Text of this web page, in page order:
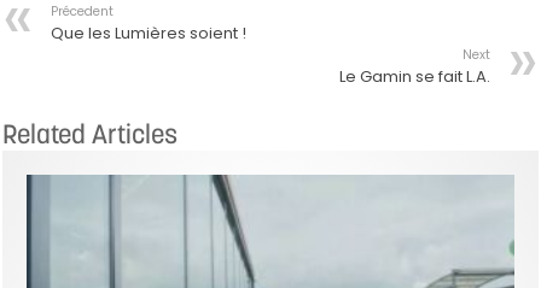
Précedent
Que les Lumières soient !
Next
Le Gamin se fait L.A.
Related Articles